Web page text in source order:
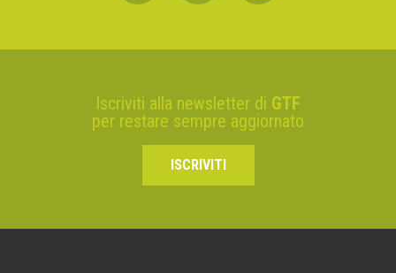
Iscriviti alla newsletter di GTF
per restare sempre aggiornato
ISCRIVITI